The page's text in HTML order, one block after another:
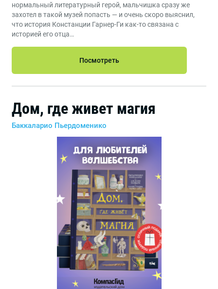
нормальный литературный герой, мальчишка сразу же
захотел в такой музей попасть — и очень скоро выяснил,
что история Констанции Гарнер-Ги как-то связана с
историей его отца…
Посмотреть
Дом, где живет магия
Баккаларио Пьердоменико